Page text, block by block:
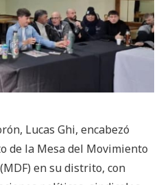
Lucas Ghi, encabezó
de la Mesa del Movimiento
en su distrito, con